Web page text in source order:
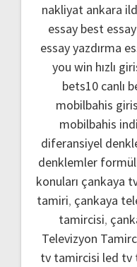
nakliyat ankara
essay best
essay yazdırma
you win hızlı
bets10 canlı
mobilbahis giris
mobilbahis
diferansiyel
denklemler
konuları çankaya
tamiri, çankaya
tamircisi,
Televizyon
tv tamircisi led tv